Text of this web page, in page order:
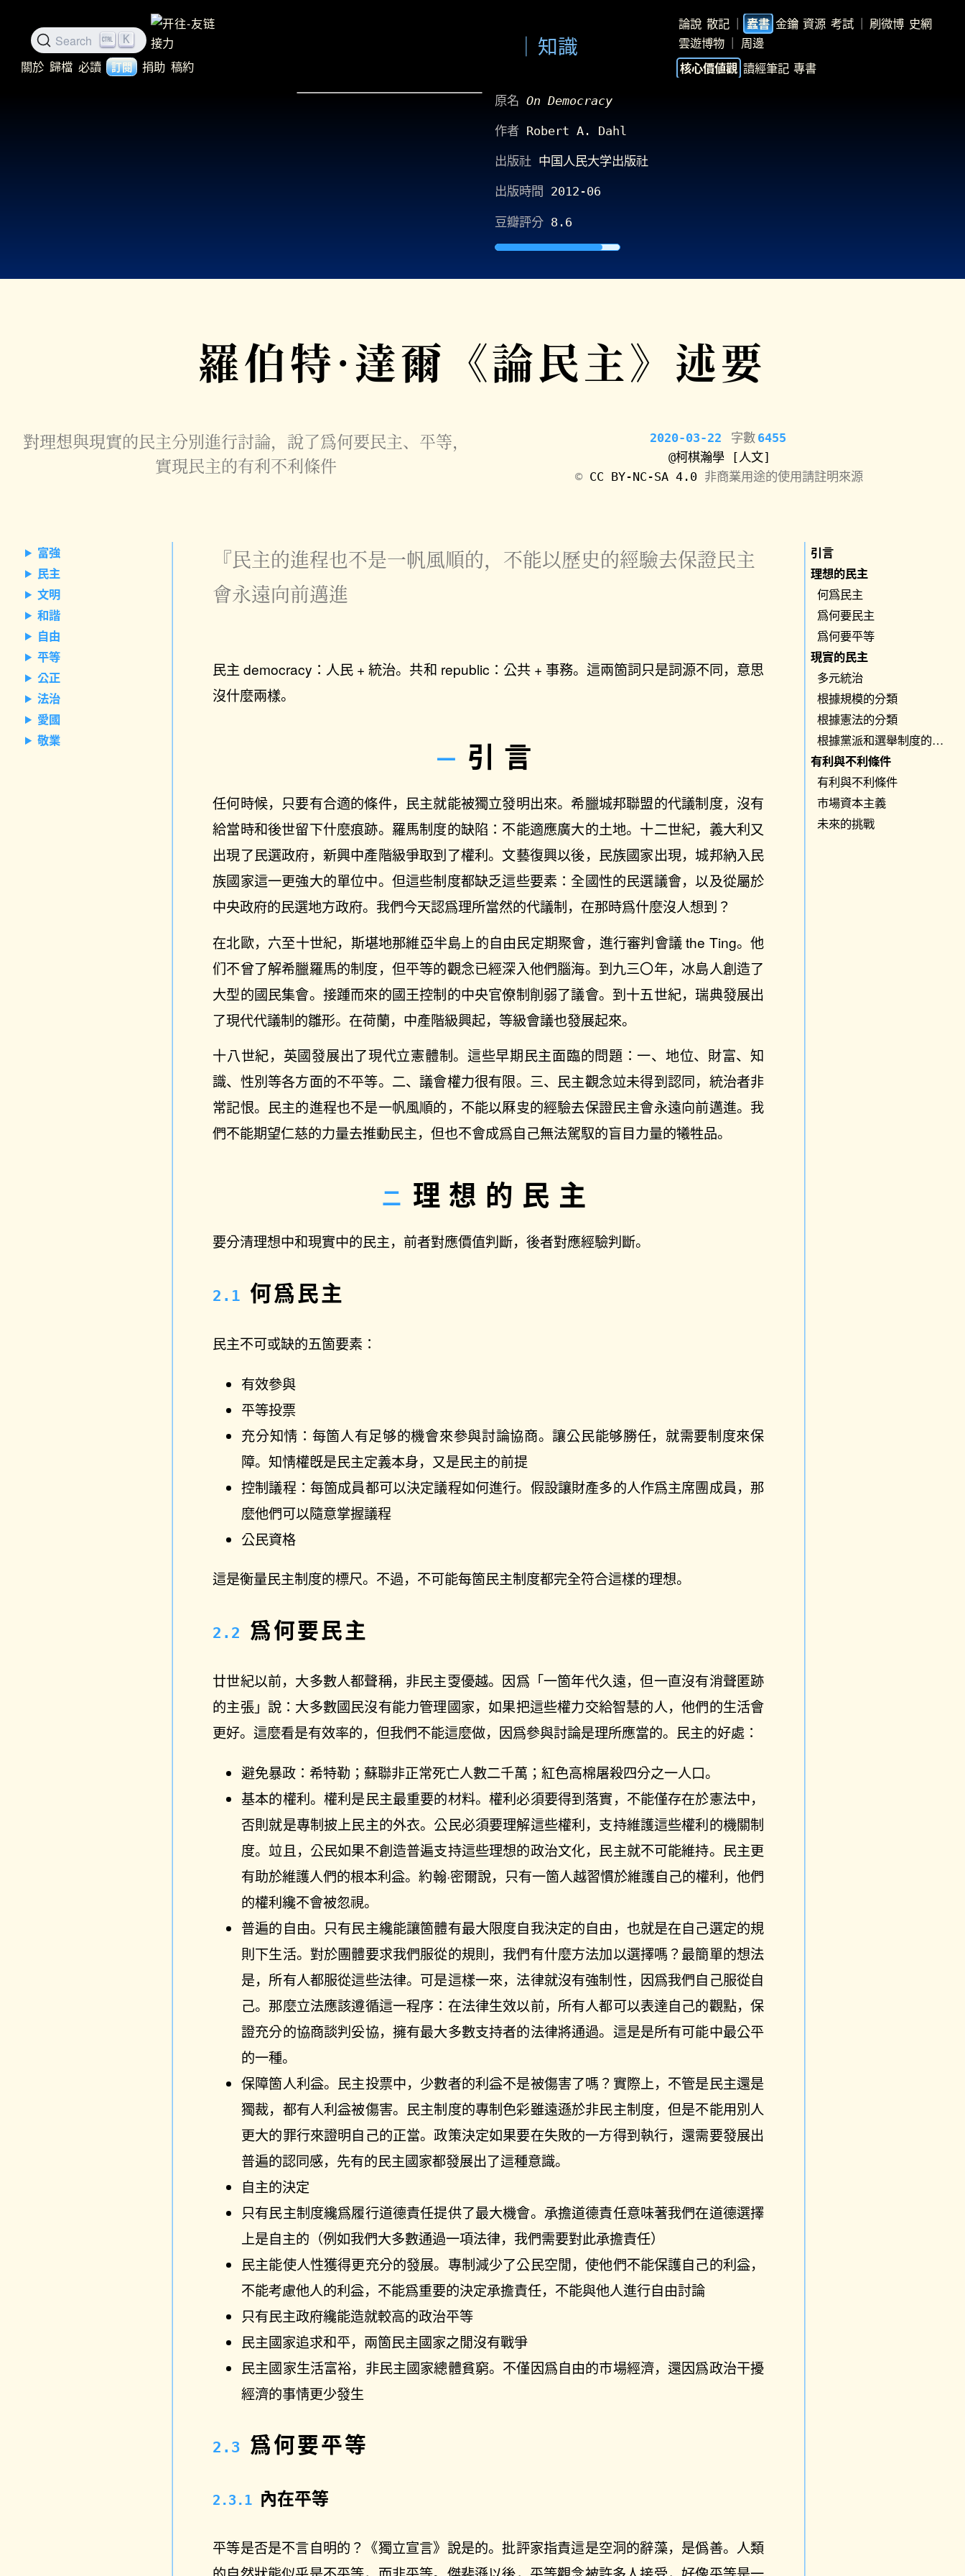
Search K
關於 歸檔 必讀 訂閱 捐助 稿約
知識
論說 散記 ｜ 蠹書 金鑰 資源 考試 ｜ 刷微博 史網
雲遊博物 ｜ 周邊
核心價値觀 讀經筆記 專書
原名 On Democracy
作者 Robert A. Dahl
出版社 中国人民大学出版社
出版時間 2012-06
豆瓣評分 8.6
羅伯特·達爾《論民主》述要
對理想與現實的民主分別進行討論，說了爲何要民主、平等，
實現民主的有利不利條件
2020-03-22 字數 6455
@柯棋瀚學
[人文]
©️ CC BY-NC-SA 4.0 非商業用途的使用請註明來源
富強
民主
文明
和諧
自由
平等
公正
法治
愛國
敬業
『民主的進程也不是一帆風順的，不能以歷史的經驗去保證民主
會永遠向前邁進
民主 democracy：人民 + 統治。共和 republic：公共 + 事務。這兩箇詞只是詞源不同，意思
沒什麼兩樣。
引言
任何時候，只要有合適的條件，民主就能被獨立發明出來。希臘城邦聯盟的代議制度，沒有
給當時和後世留下什麼痕跡。羅馬制度的缺陷：不能適應廣大的土地。十二世紀，義大利又
出現了民選政府，新興中產階級爭取到了權利。文藝復興以後，民族國家出現，城邦納入民
族國家這一更強大的單位中。但這些制度都缺乏這些要素：全國性的民選議會，以及從屬於
中央政府的民選地方政府。我們今天認爲理所當然的代議制，在那時爲什麼沒人想到？
在北歐，六至十世紀，斯堪地那維亞半島上的自由民定期聚會，進行審判會議 the Ting。他
们不曾了解希臘羅馬的制度，但平等的觀念已經深入他們腦海。到九三〇年，冰島人創造了
大型的國民集會。接踵而來的國王控制的中央官僚制削弱了議會。到十五世紀，瑞典發展出
了現代代議制的雛形。在荷蘭，中產階級興起，等級會議也發展起來。
十八世紀，英國發展出了現代立憲體制。這些早期民主面臨的問題：一、地位、財富、知
識、性別等各方面的不平等。二、議會權力很有限。三、民主觀念竝未得到認同，統治者非
常記恨。民主的進程也不是一帆風順的，不能以厤㕜的經驗去保證民主會永遠向前邁進。我
們不能期望仁慈的力量去推動民主，但也不會成爲自己無法駕馭的盲目力量的犧牲品。
理想的民主
要分清理想中和現實中的民主，前者對應價值判斷，後者對應經驗判斷。
何爲民主
民主不可或缺的五箇要素：
有效參與
平等投票
充分知情：每箇人有足够的機會來參與討論協商。讓公民能够勝任，就需要制度來保
障。知情權旣是民主定義本身，又是民主的前提
控制議程：每箇成員都可以決定議程如何進行。假設讓財產多的人作爲主席團成員，那
麼他們可以隨意掌握議程
公民資格
這是衡量民主制度的標尺。不過，不可能每箇民主制度都完全符合這樣的理想。
爲何要民主
廿世紀以前，大多數人都聲稱，非民主㪅優越。因爲「一箇年代久遠，但一直沒有消聲匿跡
的主張」說：大多數國民沒有能力管理國家，如果把這些權力交給智慧的人，他們的生活會
更好。這麼看是有效率的，但我們不能這麼做，因爲參與討論是理所應當的。民主的好處：
避免暴政：希特勒；蘇聯非正常死亡人數二千萬；紅色高棉屠殺四分之一人口。
基本的權利。權利是民主最重要的材料。權利必須要得到落實，不能僅存在於憲法中，
否則就是專制披上民主的外衣。公民必須要理解這些權利，支持維護這些權利的機關制
度。竝且，公民如果不創造普遍支持這些理想的政治文化，民主就不可能維持。民主更
有助於維護人們的根本利益。約翰·密爾說，只有一箇人越習慣於維護自己的權利，他們
的權利纔不會被忽視。
普遍的自由。只有民主纔能讓箇體有最大限度自我決定的自由，也就是在自己選定的規
則下生活。對於團體要求我們服從的規則，我們有什麼方法加以選擇嗎？最簡單的想法
是，所有人都服從這些法律。可是這樣一來，法律就沒有強制性，因爲我們自己服從自
己。那麼立法應該遵循這一程序：在法律生效以前，所有人都可以表達自己的觀點，保
證充分的協商談判妥協，擁有最大多數支持者的法律將通過。這是是所有可能中最公平
的一種。
保障箇人利益。民主投票中，少數者的利益不是被傷害了嗎？實際上，不管是民主還是
獨裁，都有人利益被傷害。民主制度的專制色彩雖遠遜於非民主制度，但是不能用別人
更大的罪行來證明自己的正當。政策決定如果要在失敗的一方得到執行，還需要發展出
普遍的認同感，先有的民主國家都發展出了這種意識。
自主的決定
只有民主制度纔爲履行道德責任提供了最大機會。承擔道德責任意味著我們在道德選擇
上是自主的（例如我們大多數通過一項法律，我們需要對此承擔責任）
民主能使人性獲得更充分的發展。專制減少了公民空閒，使他們不能保護自己的利益，
不能考慮他人的利益，不能爲重要的決定承擔責任，不能與他人進行自由討論
只有民主政府纔能造就較高的政治平等
民主國家追求和平，兩箇民主國家之閒沒有戰爭
民主國家生活富裕，非民主國家總體貧窮。不僅因爲自由的市場經濟，還因爲政治干擾
經濟的事情更少發生
爲何要平等
內在平等
平等是否是不言自明的？《獨立宣言》說是的。批評家指責這是空洞的辭藻，是僞善。人類
引言
理想的民主
何爲民主
爲何要民主
爲何要平等
現實的民主
多元統治
根據規模的分類
根據憲法的分類
根據黨派和選舉制度的分類
有利與不利條件
有利與不利條件
市場資本主義
未來的挑戰